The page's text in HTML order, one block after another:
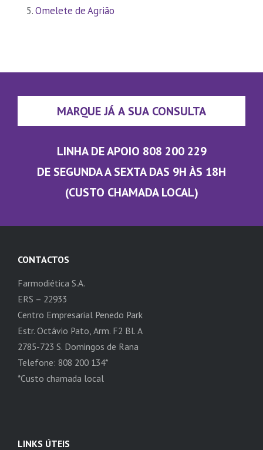
Omelete de Agrião
MARQUE JÁ A SUA CONSULTA
LINHA DE APOIO 808 200 229
DE SEGUNDA A SEXTA DAS 9H ÀS 18H
(CUSTO CHAMADA LOCAL)
CONTACTOS
Farmodiética S.A.
ERS – 22933
Centro Empresarial Penedo Park
Estr. Octávio Pato, Arm. F2 Bl. A
2785-723 S. Domingos de Rana
Telefone: 808 200 134*
*Custo chamada local
LINKS ÚTEIS